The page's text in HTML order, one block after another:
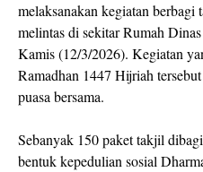
melaksanakan kegiatan
melintas di sekitar Rumah
Kamis (12/3/2026). Kegiatan
Ramadhan 1447 Hijriah
puasa bersama.
Sebanyak 150 paket takjil
bentuk kepedulian sosial